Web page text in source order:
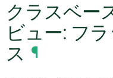
クラスベー
ビュー: フ
ス ¶